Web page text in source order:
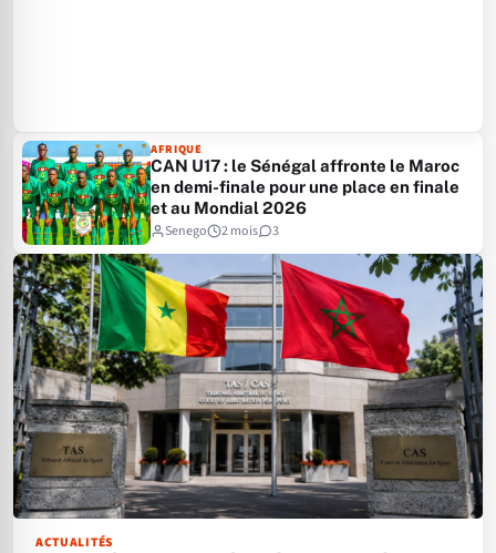
AFRIQUE
CAN U17 : le Sénégal affronte le Maroc
en demi-finale pour une place en finale
et au Mondial 2026
Senego
2 mois 3
ACTUALITÉS